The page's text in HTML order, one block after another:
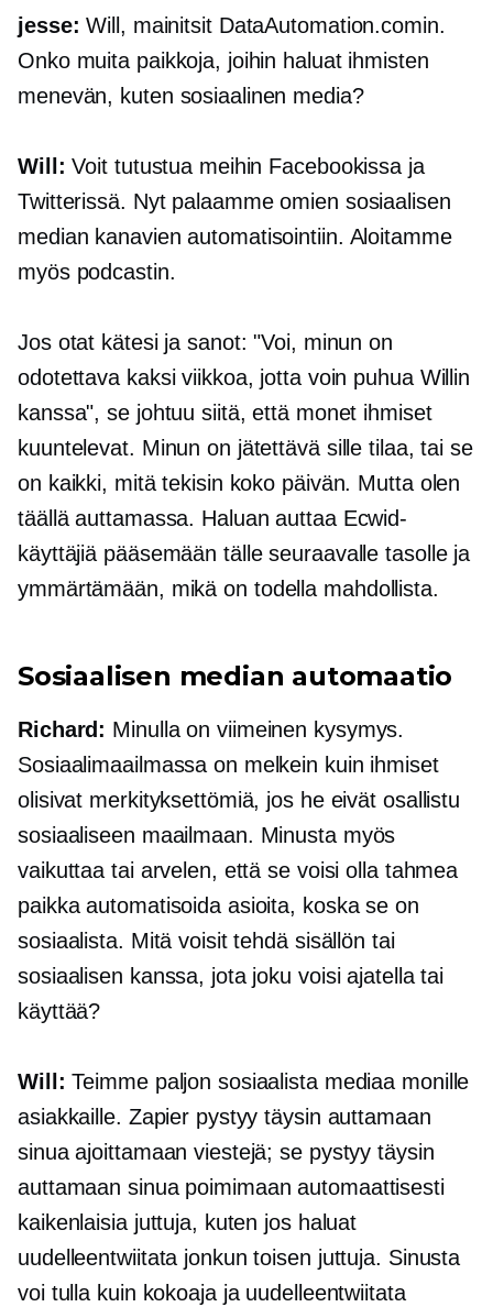
jesse: Will, mainitsit DataAutomation.comin.
Onko muita paikkoja, joihin haluat ihmisten
menevän, kuten sosiaalinen media?
Will: Voit tutustua meihin Facebookissa ja
Twitterissä. Nyt palaamme omien sosiaalisen
median kanavien automatisointiin. Aloitamme
myös podcastin.
Jos otat kätesi ja sanot: "Voi, minun on
odotettava kaksi viikkoa, jotta voin puhua Willin
kanssa", se johtuu siitä, että monet ihmiset
kuuntelevat. Minun on jätettävä sille tilaa, tai se
on kaikki, mitä tekisin koko päivän. Mutta olen
täällä auttamassa. Haluan auttaa Ecwid-
käyttäjiä pääsemään tälle seuraavalle tasolle ja
ymmärtämään, mikä on todella mahdollista.
Sosiaalisen median automaatio
Richard: Minulla on viimeinen kysymys.
Sosiaalimaailmassa on melkein kuin ihmiset
olisivat merkityksettömiä, jos he eivät osallistu
sosiaaliseen maailmaan. Minusta myös
vaikuttaa tai arvelen, että se voisi olla tahmea
paikka automatisoida asioita, koska se on
sosiaalista. Mitä voisit tehdä sisällön tai
sosiaalisen kanssa, jota joku voisi ajatella tai
käyttää?
Will: Teimme paljon sosiaalista mediaa monille
asiakkaille. Zapier pystyy täysin auttamaan
sinua ajoittamaan viestejä; se pystyy täysin
auttamaan sinua poimimaan automaattisesti
kaikenlaisia ​​juttuja, kuten jos haluat
uudelleentwiitata jonkun toisen juttuja. Sinusta
voi tulla kuin kokoaja ja uudelleentwiitata